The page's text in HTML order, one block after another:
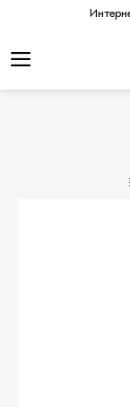
content